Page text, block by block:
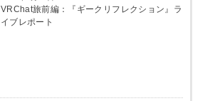
VRChat旅前編：『ギークリフレクション』ラ
イブレポート